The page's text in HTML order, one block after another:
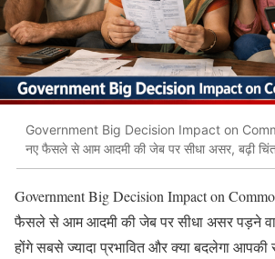
Government Big Decision Impact on
नए फैसले से आम आदमी की जेब पर सीधा असर, बढ़ी
Government Big Decision Impact on
फैसले से आम आदमी की जेब पर सीधा असर पड़ने
होंगे सबसे ज्यादा प्रभावित और क्या बदलेगा आपकी